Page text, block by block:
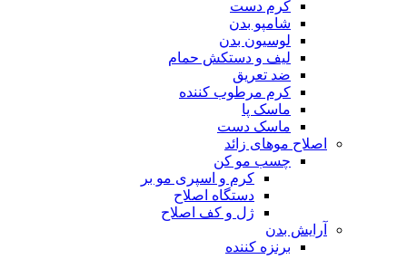
کرم دست
شامپو بدن
لوسیون بدن
لیف و دستکش حمام
ضد تعریق
کرم مرطوب کننده
ماسک پا
ماسک دست
اصلاح موهای زائد
چسب مو کن
کرم و اسپری مو بر
دستگاه اصلاح
ژل و کف اصلاح
آرایش بدن
برنزه کننده